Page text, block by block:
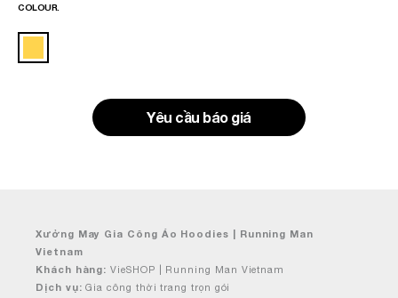
In Áo Theo Yêu Cầu
Gia Công Thời Trang
COLOUR.
Yêu cầu báo giá
Xưởng May Gia Công Áo Hoodies | Running Man
Vietnam
Khách hàng:VieSHOP | Running Man Vietnam
Dịch vụ: Gia công thời trang trọn gói